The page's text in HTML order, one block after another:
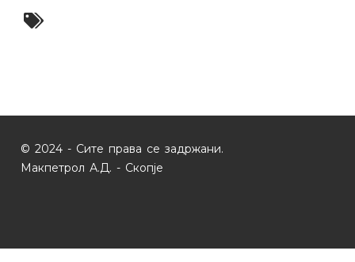
© 2024 - Сите права се задржани.
Макпетрол А.Д. - Скопје